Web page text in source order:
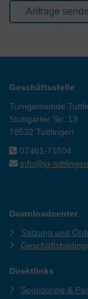
Geschäftsstelle
Turngemeinde
Stuttgarter Str. 13
78532 Tuttlingen
07461-71504
info@tg-
Downloadcenter
Satzung und
Direktlinks
Sponsoring &